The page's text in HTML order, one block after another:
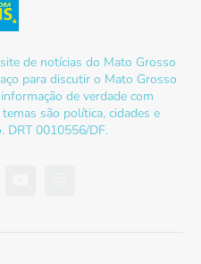
de notícias do Mato Grosso
para discutir o Mato Grosso
de verdade com
são política, cidades e
DRT 0010556/DF.